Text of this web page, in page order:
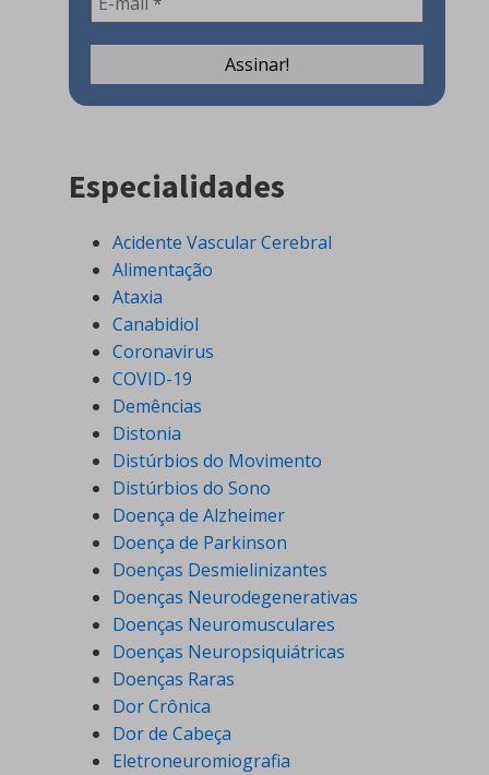
Especialidades
Acidente Vascular Cerebral
Alimentação
Ataxia
Canabidiol
Coronavirus
COVID-19
Demências
Distonia
Distúrbios do Movimento
Distúrbios do Sono
Doença de Alzheimer
Doença de Parkinson
Doenças Desmielinizantes
Doenças Neurodegenerativas
Doenças Neuromusculares
Doenças Neuropsiquiátricas
Doenças Raras
Dor Crônica
Dor de Cabeça
Eletroneuromiografia